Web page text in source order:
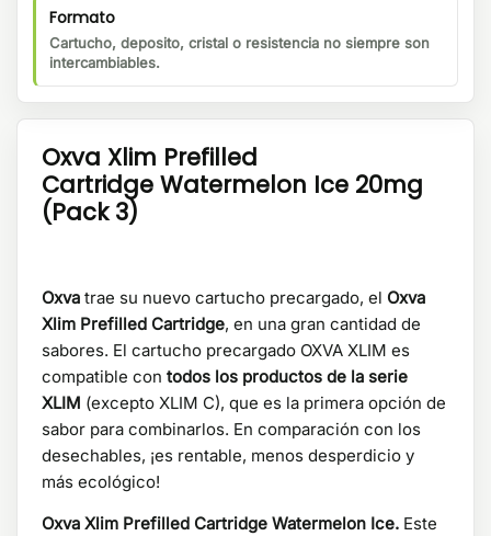
Formato
Cartucho, deposito, cristal o resistencia no siempre son
intercambiables.
Oxva Xlim Prefilled
Cartridge Watermelon Ice 20mg
(Pack 3)
Oxva trae su nuevo cartucho precargado, el Oxva
Xlim Prefilled Cartridge, en una gran cantidad de
sabores. El cartucho precargado OXVA XLIM es
compatible con todos los productos de la serie
XLIM (excepto XLIM C), que es la primera opción de
sabor para combinarlos. En comparación con los
desechables, ¡es rentable, menos desperdicio y
más ecológico!
Oxva Xlim Prefilled Cartridge Watermelon Ice. Este